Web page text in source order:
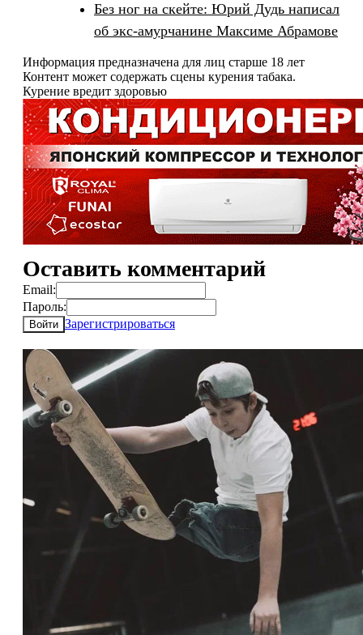
Без ног на скейте: Юрий Дудь написал
об экс-амурчанине Максиме Абрамове
Информация предназначена для лиц старше 18 лет
Контент может содержать сцены курения табака.
Курение вредит здоровью
Оставить комментарий
Email:
Пароль:
Войти Зарегистрироваться